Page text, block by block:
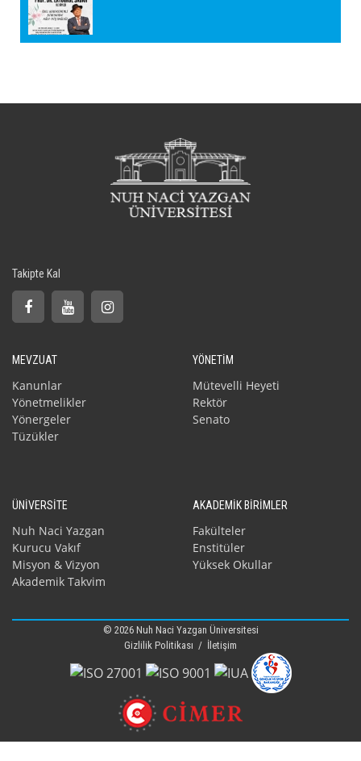
Takipte Kal
MEVZUAT
Kanunlar
Yönetmelikler
Yönergeler
Tüzükler
YÖNETİM
Mütevelli Heyeti
Rektör
Senato
ÜNİVERSİTE
Nuh Naci Yazgan
Kurucu Vakıf
Misyon & Vizyon
Akademik Takvim
AKADEMİK BİRİMLER
Fakülteler
Enstitüler
Yüksek Okullar
© 2026 Nuh Naci Yazgan Üniversitesi
Gizlilik Politikası / İletişim